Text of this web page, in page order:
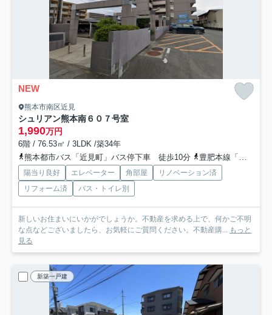
NEW
熊本市南区近見
シュリアン熊本南６０７号室
1,990万円
6階 / 76.53㎡ / 3LDK /築34年
熊本都市バス「近見町」バス停下車 徒歩10分
豊肥本線「平成」駅 徒歩38分
陽当り良好 エレベーター 角部屋
リノベーション済
リフォーム済
バス・トイレ別
新しいお住まいにいかがでしょうか。不動産を求める上で、何かご不明
な点などございましたら、お気軽にご質問ください。不動産購... もっと
見る
新築一戸建